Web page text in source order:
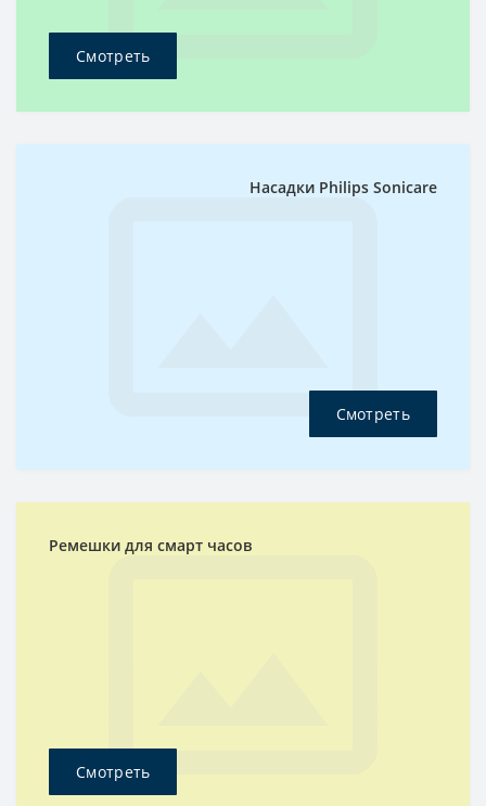
Смотреть
Насадки Philips Sonicare
Смотреть
Ремешки для смарт часов
Смотреть